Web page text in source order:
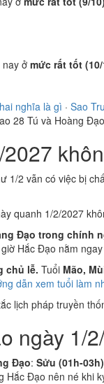
nay ởmức rất tốt (10/
nghĩa là gì · Sao
28 Tú và Hoàng
1/2 vẫn có việc bị
quanh 1/2/2027
Đạo trong chính
Hắc Đạo nằm
chủ lễ. Tuổi Mão,
dẫn xem tuổi làm
lịch pháp truyền
ngày 1/
Đạo: Sửu (01h-
Hắc Đạo nên né khi